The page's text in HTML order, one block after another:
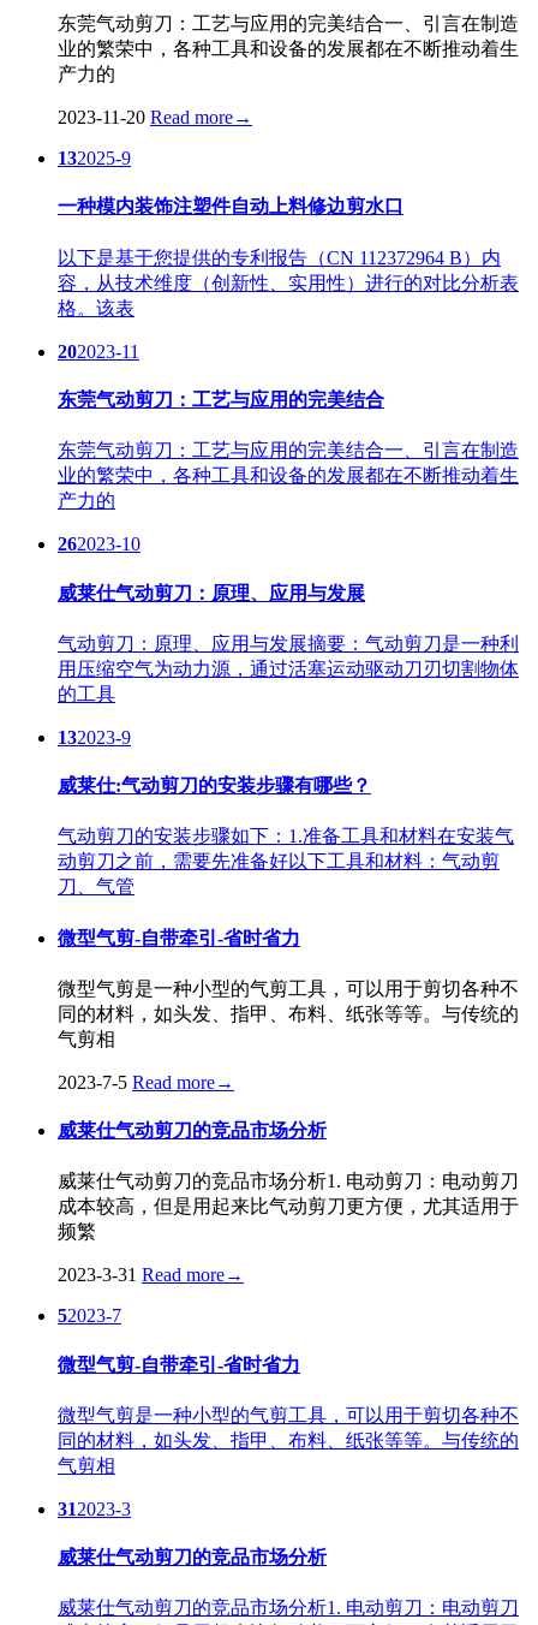
东莞气动剪刀：工艺与应用的完美结合一、引言在制造
业的繁荣中，各种工具和设备的发展都在不断推动着生
产力的
2023-11-20 Read more→
132025-9
一种模内装饰注塑件自动上料修边剪水口
以下是基于您提供的专利报告（CN 112372964 B）内
容，从技术维度（创新性、实用性）进行的对比分析表
格。该表
202023-11
东莞气动剪刀：工艺与应用的完美结合
东莞气动剪刀：工艺与应用的完美结合一、引言在制造
业的繁荣中，各种工具和设备的发展都在不断推动着生
产力的
262023-10
威莱仕气动剪刀：原理、应用与发展
气动剪刀：原理、应用与发展摘要：气动剪刀是一种利
用压缩空气为动力源，通过活塞运动驱动刀刃切割物体
的工具
132023-9
威莱仕:气动剪刀的安装步骤有哪些？
气动剪刀的安装步骤如下：1.准备工具和材料在安装气
动剪刀之前，需要先准备好以下工具和材料：气动剪
刀、气管
微型气剪-自带牵引-省时省力
微型气剪是一种小型的气剪工具，可以用于剪切各种不
同的材料，如头发、指甲、布料、纸张等等。与传统的
气剪相
2023-7-5 Read more→
威莱仕气动剪刀的竞品市场分析
威莱仕气动剪刀的竞品市场分析1. 电动剪刀：电动剪刀
成本较高，但是用起来比气动剪刀更方便，尤其适用于
频繁
2023-3-31 Read more→
52023-7
微型气剪-自带牵引-省时省力
微型气剪是一种小型的气剪工具，可以用于剪切各种不
同的材料，如头发、指甲、布料、纸张等等。与传统的
气剪相
312023-3
威莱仕气动剪刀的竞品市场分析
威莱仕气动剪刀的竞品市场分析1. 电动剪刀：电动剪刀